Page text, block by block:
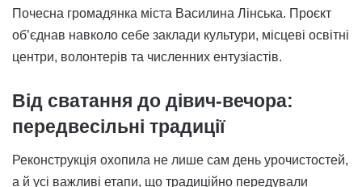
Почесна громадянка міста Василина Лінська. Проєкт
об’єднав навколо себе заклади культури, місцеві освітні
центри, волонтерів та численних ентузіастів.
Від сватання до дівич-вечора:
передвесільні традиції
Реконструкція охопила не лише сам день урочистостей,
а й усі важливі етапи, що традиційно передували